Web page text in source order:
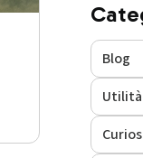
Blog
Utilità